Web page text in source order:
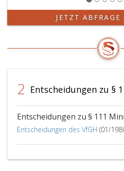
die
hat
oder
die
zuteil
ist,
eine
JETZT ABFRAGE
2 Entscheidungen zu §
Entscheidungen zu § 111
Entscheidungen des VfGH (01/